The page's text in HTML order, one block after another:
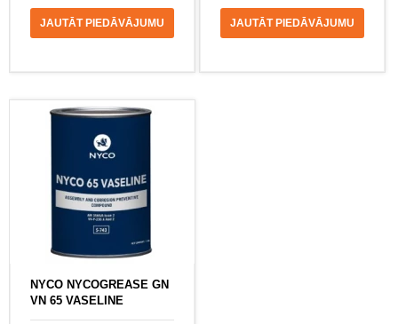
JAUTĀT PIEDĀVĀJUMU JAUTĀT PIEDĀVĀJUMU
NYCO NYCOGREASE GN
VN 65 VASELINE